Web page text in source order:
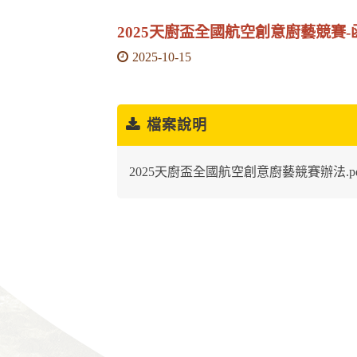
2025天廚盃全國航空創意廚藝競賽-
2025-10-15
檔案說明
2025天廚盃全國航空創意廚藝競賽辦法